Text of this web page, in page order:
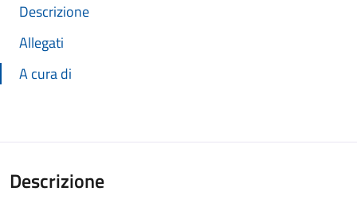
Descrizione
Allegati
A cura di
Descrizione